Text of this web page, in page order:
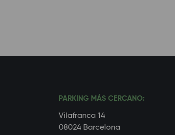
PARKING MÁS CERCANO:
Vilafranca 14
08024 Barcelona